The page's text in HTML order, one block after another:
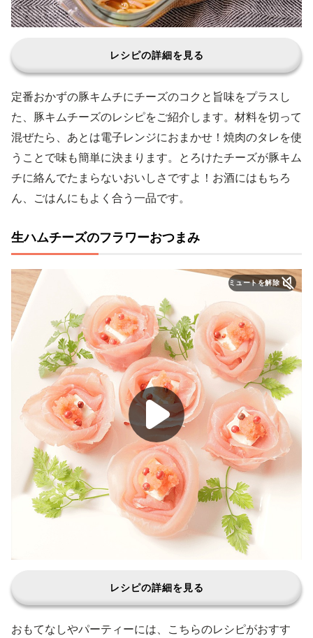
レシピの詳細を見る
定番おかずの豚キムチにチーズのコクと旨味をプラスし
た、豚キムチーズのレシピをご紹介します。材料を切って
混ぜたら、あとは電子レンジにおまかせ！焼肉のタレを使
うことで味も簡単に決まります。とろけたチーズが豚キム
チに絡んでたまらないおいしさですよ！お酒にはもちろ
ん、ごはんにもよく合う一品です。
生ハムチーズのフラワーおつまみ
ミュートを解除
レシピの詳細を見る
おもてなしやパーティーには、こちらのレシピがおすす